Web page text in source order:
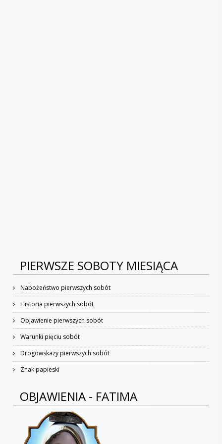
PIERWSZE SOBOTY MIESIĄCA
Nabożeństwo pierwszych sobót
Historia pierwszych sobót
Objawienie pierwszych sobót
Warunki pięciu sobót
Drogowskazy pierwszych sobót
Znak papieski
OBJAWIENIA - FATIMA